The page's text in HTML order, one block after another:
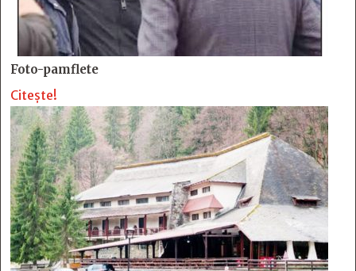
Foto-pamflete
Citește!